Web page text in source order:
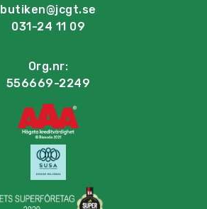
butiken@jcgt.se
031-24 11 09
Org.nr:
556669-2249